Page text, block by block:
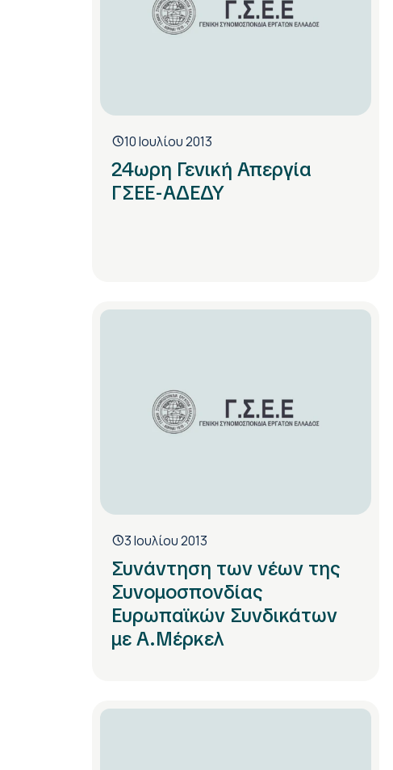
10 Ιουλίου 2013
24ωρη Γενική Απεργία
ΓΣΕΕ-ΑΔΕΔΥ
3 Ιουλίου 2013
Συνάντηση των νέων της
Συνομοσπονδίας
Ευρωπαϊκών Συνδικάτων
με Α.Μέρκελ